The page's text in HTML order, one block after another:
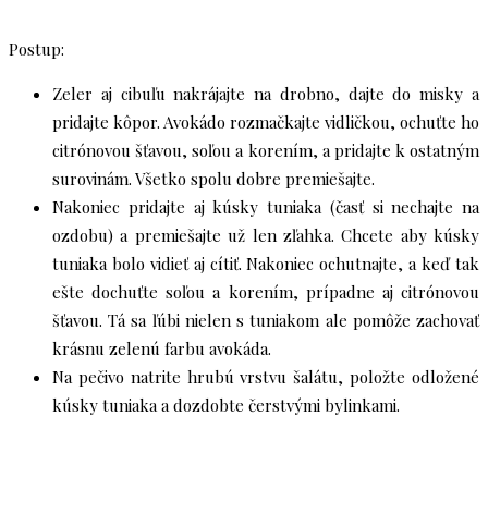
Postup:
Zeler aj cibuľu nakrájajte na drobno, dajte do misky a
pridajte kôpor. Avokádo rozmačkajte vidličkou, ochuťte ho
citrónovou šťavou, soľou a korením, a pridajte k ostatným
surovinám. Všetko spolu dobre premiešajte.
Nakoniec pridajte aj kúsky tuniaka (časť si nechajte na
ozdobu) a premiešajte už len zľahka. Chcete aby kúsky
tuniaka bolo vidieť aj cítiť. Nakoniec ochutnajte, a keď tak
ešte dochuťte soľou a korením, prípadne aj citrónovou
šťavou. Tá sa ľúbi nielen s tuniakom ale pomôže zachovať
krásnu zelenú farbu avokáda.
Na pečivo natrite hrubú vrstvu šalátu, položte odložené
kúsky tuniaka a dozdobte čerstvými bylinkami.